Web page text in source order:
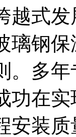
越式
璃钢
。多
功在
安装